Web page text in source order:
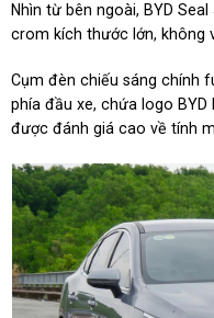
Nhìn từ bên ngoài, BYD
crom kích thước lớn, không
Cụm đèn chiếu sáng chính
phía đầu xe, chứa logo
được đánh giá cao về tính